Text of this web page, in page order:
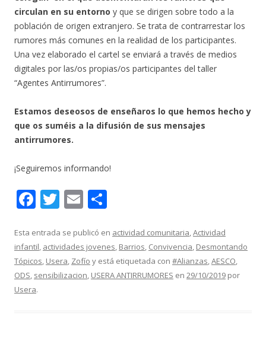
circulan en su entorno y que se dirigen sobre todo a la
población de origen extranjero. Se trata de contrarrestar los
rumores más comunes en la realidad de los participantes.
Una vez elaborado el cartel se enviará a través de medios
digitales por las/os propias/os participantes del taller
“Agentes Antirrumores”.
Estamos deseosos de enseñaros lo que hemos hecho y
que os suméis a la difusión de sus mensajes
antirrumores.
¡Seguiremos informando!
F
e
b
o
o
T
itt
er
E
ai
l
m
p
ar
Esta entrada se publicó en actividad comunitaria,Actividad
infantil, actividades jovenes, Barrios, Convivencia, Desmontando
Tópicos, Usera, Zofío y está etiquetada con #Alianzas,AESCO,
ODS, sensibilizacion, USERA ANTIRRUMORES en 29/10/2019 por
Usera.